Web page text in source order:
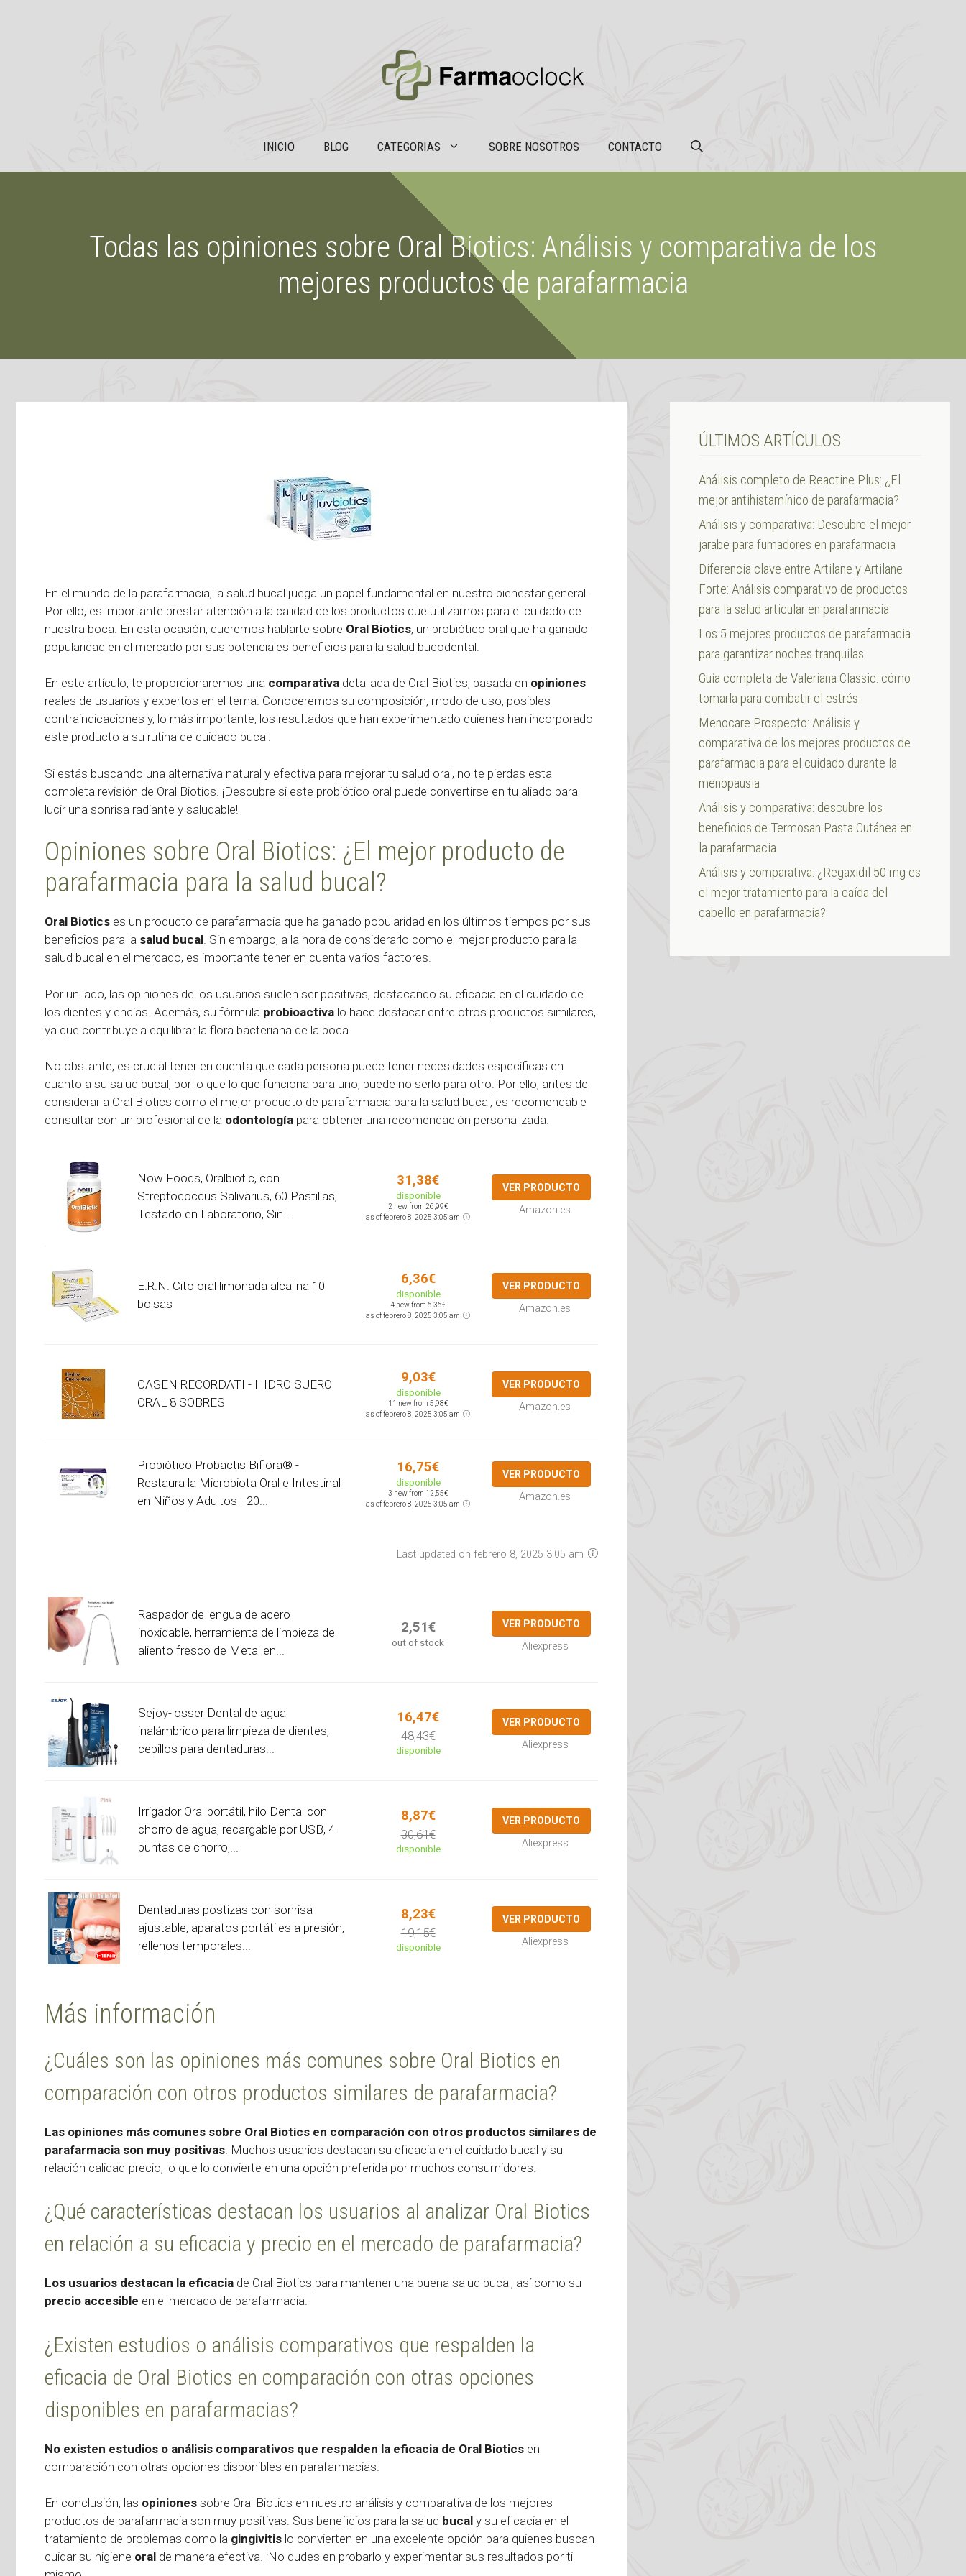
INICIO BLOG CATEGORIAS SOBRE NOSOTROS CONTACTO
Todas las opiniones sobre Oral Biotics: Análisis y comparativa de los
mejores productos de parafarmacia
En el mundo de la parafarmacia, la salud bucal juega un papel fundamental en nuestro bienestar general.
Por ello, es importante prestar atención a la calidad de los productos que utilizamos para el cuidado de
nuestra boca. En esta ocasión, queremos hablarte sobre Oral Biotics, un probiótico oral que ha ganado
popularidad en el mercado por sus potenciales beneficios para la salud bucodental.
En este artículo, te proporcionaremos una comparativa detallada de Oral Biotics, basada en opiniones
reales de usuarios y expertos en el tema. Conoceremos su composición, modo de uso, posibles
contraindicaciones y, lo más importante, los resultados que han experimentado quienes han incorporado
este producto a su rutina de cuidado bucal.
Si estás buscando una alternativa natural y efectiva para mejorar tu salud oral, no te pierdas esta
completa revisión de Oral Biotics. ¡Descubre si este probiótico oral puede convertirse en tu aliado para
lucir una sonrisa radiante y saludable!
Opiniones sobre Oral Biotics: ¿El mejor producto de
parafarmacia para la salud bucal?
Oral Biotics es un producto de parafarmacia que ha ganado popularidad en los últimos tiempos por sus
beneficios para la salud bucal. Sin embargo, a la hora de considerarlo como el mejor producto para la
salud bucal en el mercado, es importante tener en cuenta varios factores.
Por un lado, las opiniones de los usuarios suelen ser positivas, destacando su eficacia en el cuidado de
los dientes y encías. Además, su fórmula probioactiva lo hace destacar entre otros productos similares,
ya que contribuye a equilibrar la flora bacteriana de la boca.
No obstante, es crucial tener en cuenta que cada persona puede tener necesidades específicas en
cuanto a su salud bucal, por lo que lo que funciona para uno, puede no serlo para otro. Por ello, antes de
considerar a Oral Biotics como el mejor producto de parafarmacia para la salud bucal, es recomendable
consultar con un profesional de la odontología para obtener una recomendación personalizada.
Now Foods, Oralbiotic, con
Streptococcus Salivarius, 60 Pastillas,
Testado en Laboratorio, Sin...
31,38€
disponible
2 new from 26,99€
as of febrero 8, 2025 3:05 am
VER PRODUCTO
Amazon.es
E.R.N. Cito oral limonada alcalina 10
bolsas
6,36€
disponible
4 new from 6,36€
as of febrero 8, 2025 3:05 am
VER PRODUCTO
Amazon.es
CASEN RECORDATI - HIDRO SUERO
ORAL 8 SOBRES
9,03€
disponible
11 new from 5,98€
as of febrero 8, 2025 3:05 am
VER PRODUCTO
Amazon.es
Probiótico Probactis Biflora® -
Restaura la Microbiota Oral e Intestinal
en Niños y Adultos - 20...
16,75€
disponible
3 new from 12,55€
as of febrero 8, 2025 3:05 am
VER PRODUCTO
Amazon.es
Last updated on febrero 8, 2025 3:05 am
Raspador de lengua de acero
inoxidable, herramienta de limpieza de
aliento fresco de Metal en...
2,51€
out of stock
VER PRODUCTO
Aliexpress
Sejoy-losser Dental de agua
inalámbrico para limpieza de dientes,
cepillos para dentaduras...
16,47€
48,43€
disponible
VER PRODUCTO
Aliexpress
Irrigador Oral portátil, hilo Dental con
chorro de agua, recargable por USB, 4
puntas de chorro,...
8,87€
30,61€
disponible
VER PRODUCTO
Aliexpress
Dentaduras postizas con sonrisa
ajustable, aparatos portátiles a presión,
rellenos temporales...
8,23€
19,15€
disponible
VER PRODUCTO
Aliexpress
Más información
¿Cuáles son las opiniones más comunes sobre Oral Biotics en
comparación con otros productos similares de parafarmacia?
Las opiniones más comunes sobre Oral Biotics en comparación con otros productos similares de
parafarmacia son muy positivas . Muchos usuarios destacan su eficacia en el cuidado bucal y su
relación calidad-precio, lo que lo convierte en una opción preferida por muchos consumidores.
¿Qué características destacan los usuarios al analizar Oral Biotics
en relación a su eficacia y precio en el mercado de parafarmacia?
Los usuarios destacan la eficacia de Oral Biotics para mantener una buena salud bucal, así como su
precio accesible en el mercado de parafarmacia.
¿Existen estudios o análisis comparativos que respalden la
eficacia de Oral Biotics en comparación con otras opciones
disponibles en parafarmacias?
No existen estudios o análisis comparativos que respalden la eficacia de Oral Biotics en
comparación con otras opciones disponibles en parafarmacias.
En conclusión, las opiniones sobre Oral Biotics en nuestro análisis y comparativa de los mejores
productos de parafarmacia son muy positivas. Sus beneficios para la salud bucal y su eficacia en el
tratamiento de problemas como la gingivitis lo convierten en una excelente opción para quienes buscan
cuidar su higiene oral de manera efectiva. ¡No dudes en probarlo y experimentar sus resultados por ti
ÚLTIMOS ARTÍCULOS
Análisis completo de Reactine Plus: ¿El
mejor antihistamínico de parafarmacia?
Análisis y comparativa: Descubre el mejor
jarabe para fumadores en parafarmacia
Diferencia clave entre Artilane y Artilane
Forte: Análisis comparativo de productos
para la salud articular en parafarmacia
Los 5 mejores productos de parafarmacia
para garantizar noches tranquilas
Guía completa de Valeriana Classic: cómo
tomarla para combatir el estrés
Menocare Prospecto: Análisis y
comparativa de los mejores productos de
parafarmacia para el cuidado durante la
menopausia
Análisis y comparativa: descubre los
beneficios de Termosan Pasta Cutánea en
la parafarmacia
Análisis y comparativa: ¿Regaxidil 50 mg es
el mejor tratamiento para la caída del
cabello en parafarmacia?